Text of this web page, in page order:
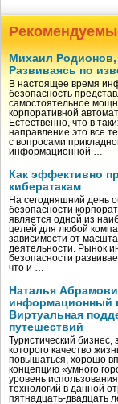
Михаил
Развиваясь по
В настоящее время
безопасность
самостоятельное
корпоративной
Естественно, что в
направление это все
с вопросами
информационной …
Как эффективно
кибератакам
На сегодняшний день
безопасности
является одной из
целей для любой
зависимости от
деятельности. Рынок
безопасности
что и …
Наталья
информационный
Виртуальная
путешествий
Туристический бизнес,
которого качество
повышаться, хорошо
концепцию «умного
уровень
технологий в данной
пятнадцать-двадцать